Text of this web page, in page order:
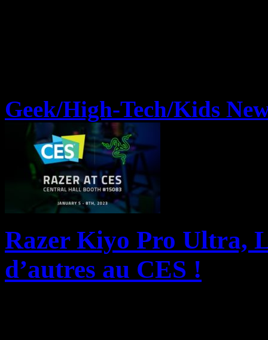
Geek/High-Tech/Kids
Razer Kiyo Pro Ultra,
d’autres au CES !